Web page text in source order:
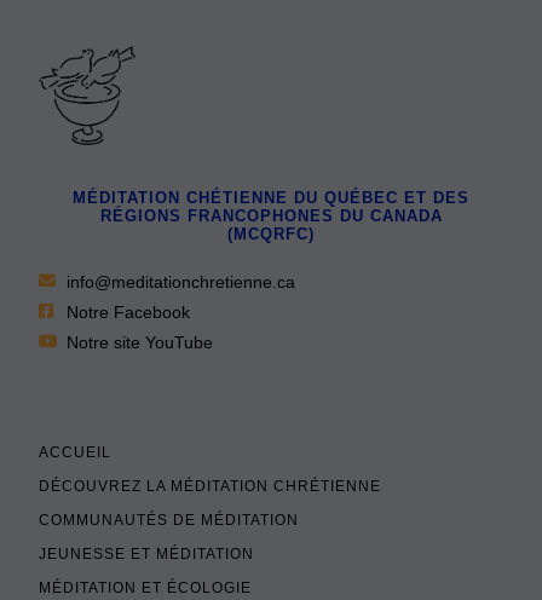
MÉDITATION CHÉTIENNE DU QUÉBEC ET DES
RÉGIONS FRANCOPHONES DU CANADA
(MCQRFC)
info@meditationchretienne.ca
Notre Facebook
Notre site YouTube
ACCUEIL
DÉCOUVREZ LA MÉDITATION CHRÉTIENNE
COMMUNAUTÉS DE MÉDITATION
JEUNESSE ET MÉDITATION
MÉDITATION ET ÉCOLOGIE